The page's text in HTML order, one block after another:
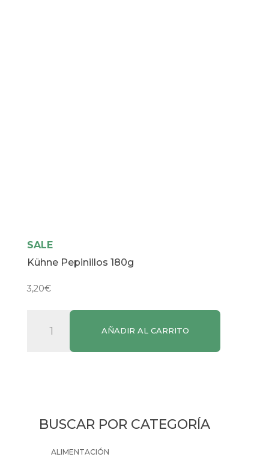
SALE
Kühne Pepinillos 180g
3,20€
Pepinillos
AÑADIR AL CARRITO
BUSCAR POR CATEGORÍA
ALIMENTACIÓN